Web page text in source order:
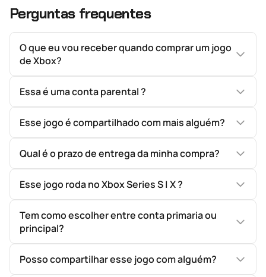
Perguntas frequentes
O que eu vou receber quando comprar um jogo
de Xbox?
Essa é uma conta parental ?
Esse jogo é compartilhado com mais alguém?
Qual é o prazo de entrega da minha compra?
Esse jogo roda no Xbox Series S | X ?
Tem como escolher entre conta primaria ou
principal?
Posso compartilhar esse jogo com alguém?